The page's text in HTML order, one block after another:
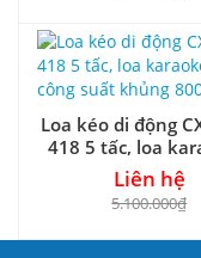
Loa kéo di động
418 5 tấc, loa
công suất khủng
Liên hệ
5.100.000₫